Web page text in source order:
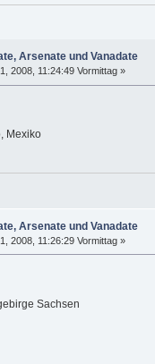
Arsenate und Vanadate
2008, 11:24:49 Vormittag »
Mexiko
Arsenate und Vanadate
2008, 11:26:29 Vormittag »
Sachsen